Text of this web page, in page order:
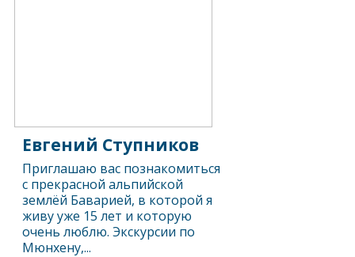
Евгений Ступников
Приглашаю вас познакомиться
с прекрасной альпийской
землёй Баварией, в которой я
живу уже 15 лет и которую
очень люблю. Экскурсии по
Мюнхену,...